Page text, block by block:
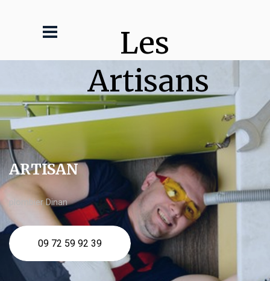
Les
Artisans
ARTISAN
plombier Dinan
09 72 59 92 39